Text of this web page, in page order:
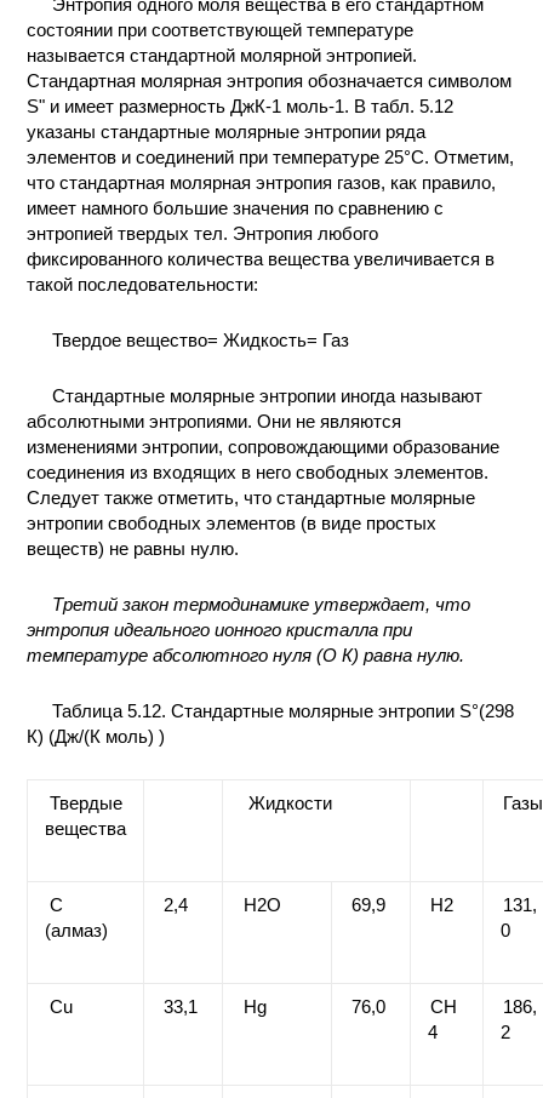
Энтропия одного моля вещества в его стандартном
состоянии при соответствующей температуре
называется стандартной молярной энтропией.
Стандартная молярная энтропия обозначается символом
S" и имеет размерность ДжК-1 моль-1. В табл. 5.12
указаны стандартные молярные энтропии ряда
элементов и соединений при температуре 25°С. Отметим,
что стандартная молярная энтропия газов, как правило,
имеет намного большие значения по сравнению с
энтропией твердых тел. Энтропия любого
фиксированного количества вещества увеличивается в
такой последовательности:
Твердое вещество= Жидкость= Газ
Стандартные молярные энтропии иногда называют
абсолютными энтропиями. Они не являются
изменениями энтропии, сопровождающими образование
соединения из входящих в него свободных элементов.
Следует также отметить, что стандартные молярные
энтропии свободных элементов (в виде простых
веществ) не равны нулю.
Третий закон термодинамике утверждает, что
энтропия идеального ионного кристалла при
температуре абсолютного нуля (О К) равна нулю.
Таблица 5.12. Стандартные молярные энтропии S°(298
К) (Дж/(К моль) )
Твердые
вещества
Жидкости Газы
С
(алмаз)
2,4 H2O 69,9 H2
131,
0
Cu 33,1 Hg 76,0
CH
4
186,
2